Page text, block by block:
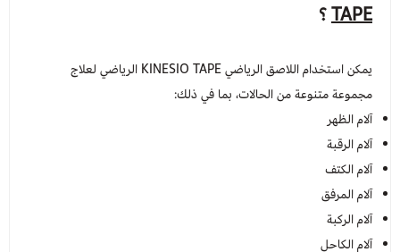
TAPE ؟
يمكن استخدام اللاصق الرياضي KINESIO TAPE الرياضي لعلاج
مجموعة متنوعة من الحالات، بما في ذلك:
آلام الظهر
آلام الرقبة
آلام الكتف
آلام المرفق
آلام الركبة
آلام الكاحل